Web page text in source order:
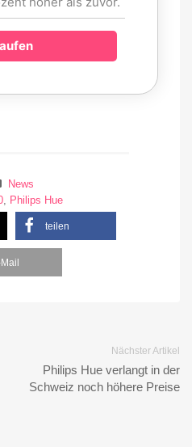
News
, Philips Hue
teilen
Nächster Artikel
Philips Hue verlangt in der
Schweiz noch höhere Preise